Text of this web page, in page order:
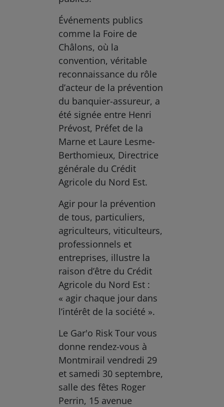
Événements publics
comme la Foire de
Châlons, où la
convention, véritable
reconnaissance du rôle
d’acteur de la prévention
du banquier-assureur, a
été signée entre Henri
Prévost, Préfet de la
Marne et Laure Lesme-
Berthomieux, Directrice
générale du Crédit
Agricole du Nord Est.
Agir pour la prévention
de tous, particuliers,
agriculteurs, viticulteurs,
professionnels et
entreprises, illustre la
raison d’être du Crédit
Agricole du Nord Est :
« agir chaque jour dans
l’intérêt de la société ».
Le Gar'o Risk Tour vous
donne rendez-vous à
Montmirail vendredi 29
et samedi 30 septembre,
salle des fêtes Roger
Perrin, 15 avenue